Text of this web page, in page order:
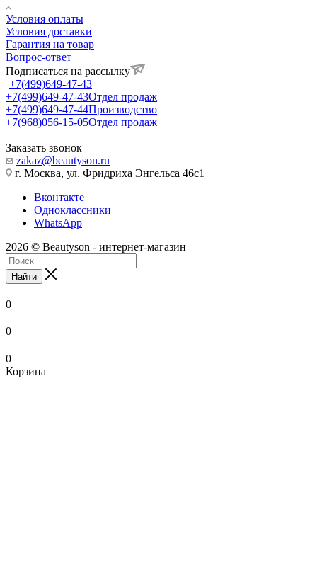
Условия оплаты
Условия доставки
Гарантия на товар
Вопрос-ответ
Подписаться на рассылку
+7(499)649-47-43
+7(499)649-47-43Отдел продаж
+7(499)649-47-44Производство
+7(968)056-15-05Отдел продаж
Заказать звонок
zakaz@beautyson.ru
г. Москва, ул. Фридриха Энгельса 46с1
Вконтакте
Одноклассники
WhatsApp
2026 © Beautyson - интернет-магазин
Найти
0
0
0
Корзина